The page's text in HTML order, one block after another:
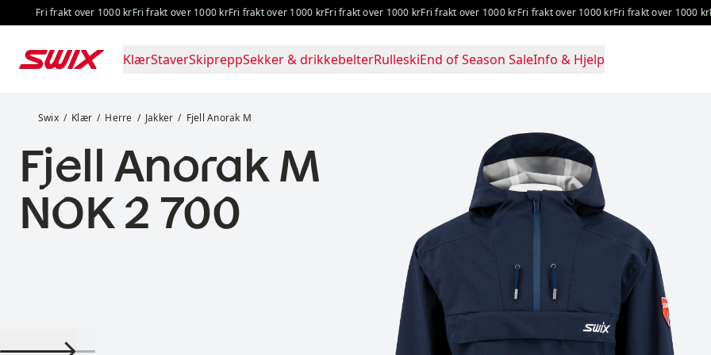
Hopp til innhold
Fri frakt over 1000 krFri frakt over 1000 krFri frakt over 1000 krFri frakt over 1000 krFri frakt over 1000 krFri frakt over 1000 krFri frakt over 1000 krFri
KlærStaverSkipreppSekker & drikkebelterRulleskiEnd of Season SaleInfo & Hjelp
Swix Klær Herre Jakker Fjell Anorak M
Fjell Anorak M
Pris:
NOK 2 700